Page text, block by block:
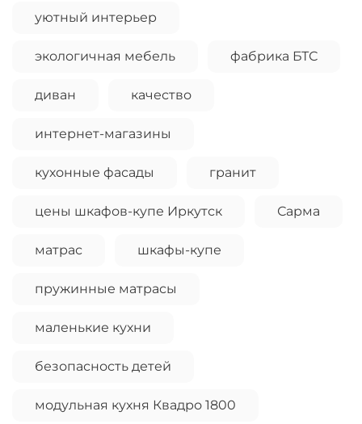
уютный интерьер
экологичная мебель фабрика БТС
диван качество
интернет-магазины
кухонные фасады гранит
цены шкафов-купе Иркутск Сарма
матрас шкафы-купе
пружинные матрасы
маленькие кухни
безопасность детей
модульная кухня Квадро 1800